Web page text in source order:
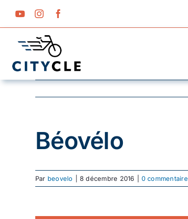
Béovélo
Par beovelo 8 décembre 2016 0 commentaire